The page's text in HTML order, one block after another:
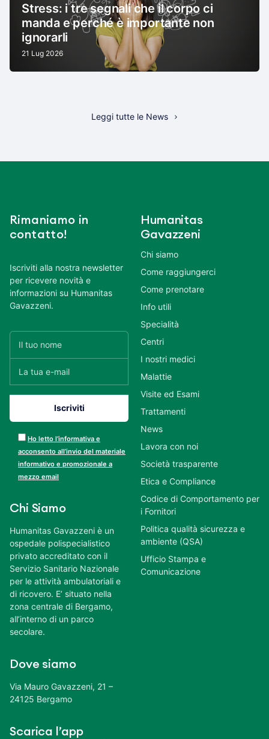
Stress: i tre segnali che il corpo ci
manda e perché è importante non
ignorarli
21 Lug 2026
Leggi tutte le News
Rimaniamo in
contatto!
Iscriviti alla nostra newsletter
per ricevere novità e
informazioni su Humanitas
Gavazzeni.
Ho letto l’informativa e
acconsento all’invio del materiale
informativo e promozionale a
mezzo email
Chi Siamo
Humanitas Gavazzeni è un
ospedale polispecialistico
privato accreditato con il
Servizio Sanitario Nazionale
per le attività ambulatoriali e
di ricovero. E’ situato nella
zona centrale di Bergamo,
all’interno di un parco
secolare.
Dove siamo
Via Mauro Gavazzeni, 21 –
24125 Bergamo
Scarica l’app
Humanitas
Gavazzeni
Chi siamo
Come raggiungerci
Come prenotare
Info utili
Specialità
Centri
I nostri medici
Malattie
Visite ed Esami
Trattamenti
News
Lavora con noi
Società trasparente
Etica e Compliance
Codice di Comportamento per
i Fornitori
Politica qualità sicurezza e
ambiente (QSA)
Ufficio Stampa e
Comunicazione